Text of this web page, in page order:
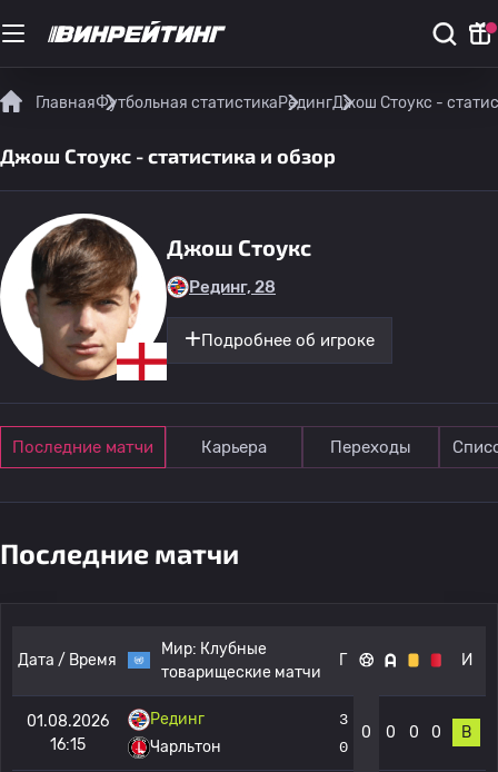
ГлавнаяФутбольная статистикаРедингДжош Стоукс -
Джош Стоукс - статистика и обзор
Джош Стоукс
Рединг, 28
Подробнее об игроке
Последние матчи Карьера Переходы
Последние матчи
Дата / Время
Мир: Клубные
товарищеские матчи
Г И
01.08.2026
16:15
Рединг
Чарльтон
3
0
0 0 0 0 В